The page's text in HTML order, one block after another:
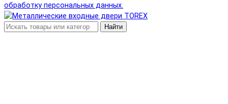
обработку персональных данных.
Найти